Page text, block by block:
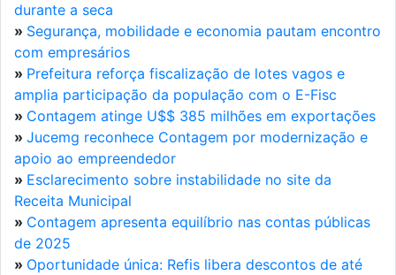
durante a seca
» Segurança, mobilidade e economia pautam encontro
com empresários
» Prefeitura reforça fiscalização de lotes vagos e
amplia participação da população com o E-Fisc
» Contagem atinge U$$ 385 milhões em exportações
» Jucemg reconhece Contagem por modernização e
apoio ao empreendedor
» Esclarecimento sobre instabilidade no site da
Receita Municipal
» Contagem apresenta equilíbrio nas contas públicas
de 2025
» Oportunidade única: Refis libera descontos de até